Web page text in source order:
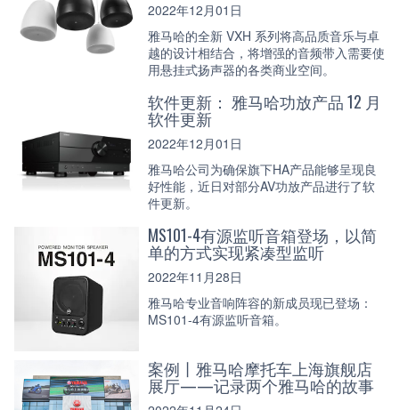
2022年12月01日
雅马哈的全新 VXH 系列将高品质音乐与卓
越的设计相结合，将增强的音频带入需要使
用悬挂式扬声器的各类商业空间。
软件更新： 雅马哈功放产品 12 月
软件更新
2022年12月01日
雅马哈公司为确保旗下HA产品能够呈现良
好性能，近日对部分AV功放产品进行了软
件更新。
MS101-4有源监听音箱登场，以简
单的方式实现紧凑型监听
2022年11月28日
雅马哈专业音响阵容的新成员现已登场：
MS101-4有源监听音箱。
案例丨雅马哈摩托车上海旗舰店
展厅——记录两个雅马哈的故事